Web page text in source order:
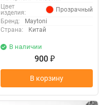
Цвет
изделия:
Прозрачный
Бренд:
Maytoni
Страна:
Китай
В наличии
900 ₽
В корзину